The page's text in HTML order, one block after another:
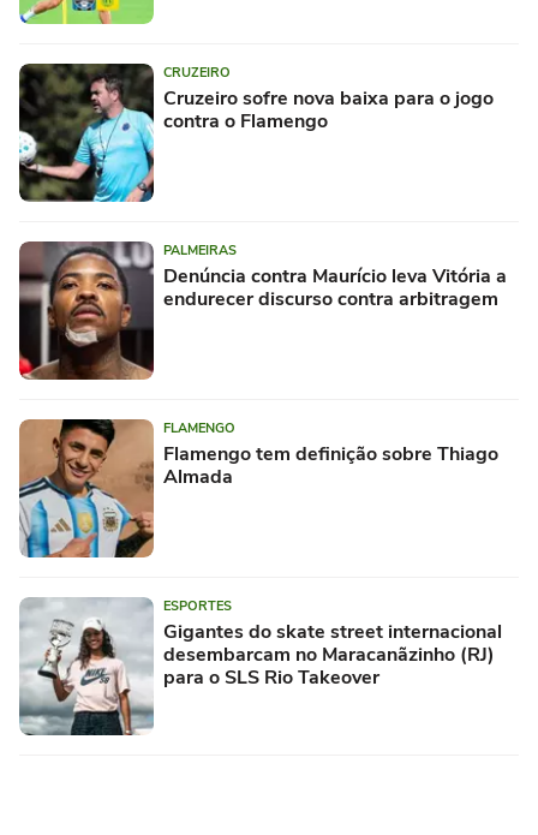
CRUZEIRO
Cruzeiro sofre nova baixa para o jogo
contra o Flamengo
PALMEIRAS
Denúncia contra Maurício leva Vitória a
endurecer discurso contra arbitragem
FLAMENGO
Flamengo tem definição sobre Thiago
Almada
ESPORTES
Gigantes do skate street internacional
desembarcam no Maracanãzinho (RJ)
para o SLS Rio Takeover